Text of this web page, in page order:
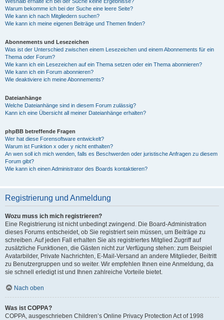
Warum bekomme ich bei der Suche eine leere Seite?
Wie kann ich nach Mitgliedern suchen?
Wie kann ich meine eigenen Beiträge und Themen finden?
Abonnements und Lesezeichen
Was ist der Unterschied zwischen einem Lesezeichen und einem Abonnements für ein
Thema oder Forum?
Wie kann ich ein Lesezeichen auf ein Thema setzen oder ein Thema abonnieren?
Wie kann ich ein Forum abonnieren?
Wie deaktiviere ich meine Abonnements?
Dateianhänge
Welche Dateianhänge sind in diesem Forum zulässig?
Kann ich eine Übersicht all meiner Dateianhänge erhalten?
phpBB betreffende Fragen
Wer hat diese Forensoftware entwickelt?
Warum ist Funktion x oder y nicht enthalten?
An wen soll ich mich wenden, falls es Beschwerden oder juristische Anfragen zu diesem
Forum gibt?
Wie kann ich einen Administrator des Boards kontaktieren?
Registrierung und Anmeldung
Wozu muss ich mich registrieren?
Eine Registrierung ist nicht unbedingt zwingend. Die Board-Administration
dieses Forums entscheidet, ob Sie registriert sein müssen, um Beiträge zu
schreiben. Auf jeden Fall erhalten Sie als registriertes Mitglied Zugriff auf
zusätzliche Funktionen, die Gästen nicht zur Verfügung stehen: zum Beispiel
Avatarbilder, Private Nachrichten, E-Mail-Versand an andere Mitglieder, Beitritt
zu Benutzergruppen und so weiter. Wir empfehlen Ihnen eine Anmeldung, da
sie schnell erledigt ist und Ihnen zahlreiche Vorteile bietet.
Nach oben
Was ist COPPA?
COPPA, ausgeschrieben Children’s Online Privacy Protection Act of 1998